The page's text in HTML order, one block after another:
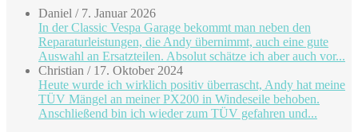
Daniel / 7. Januar 2026
In der Classic Vespa Garage bekommt man neben den
Reparaturleistungen, die Andy übernimmt, auch eine gute
Auswahl an Ersatzteilen. Absolut schätze ich aber auch vor...
Christian / 17. Oktober 2024
Heute wurde ich wirklich positiv überrascht, Andy hat meine
TÜV Mängel an meiner PX200 in Windeseile behoben.
Anschließend bin ich wieder zum TÜV gefahren und...